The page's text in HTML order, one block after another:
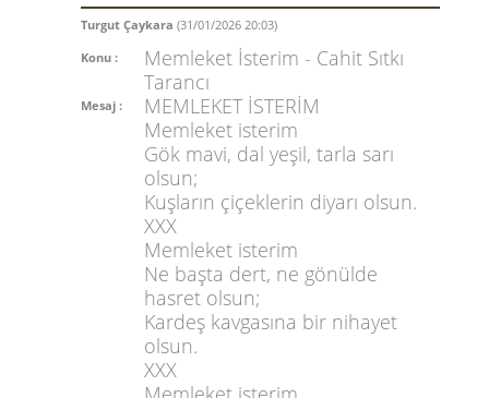
Turgut Çaykara (31/01/2026 20:03)
Konu :
Memleket İsterim - Cahit Sıtkı
Tarancı
Mesaj :
MEMLEKET İSTERİM
Memleket isterim
Gök mavi, dal yeşil, tarla sarı
olsun;
Kuşların çiçeklerin diyarı olsun.
XXX
Memleket isterim
Ne başta dert, ne gönülde
hasret olsun;
Kardeş kavgasına bir nihayet
olsun.
XXX